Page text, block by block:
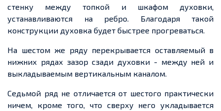
стенку между топкой и шкафом духовки,
устанавливаются на ребро. Благодаря такой
конструкции духовка будет быстрее прогреваться.
На шестом же ряду перекрывается оставляемый в
нижних рядах зазор сзади духовки - между ней и
выкладываемым вертикальным каналом.
Седьмой ряд не отличается от шестого практически
ничем, кроме того, что сверху него укладывается